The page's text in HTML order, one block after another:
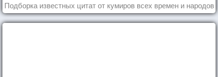
Подборка известных цитат от кумиров всех времен и народов